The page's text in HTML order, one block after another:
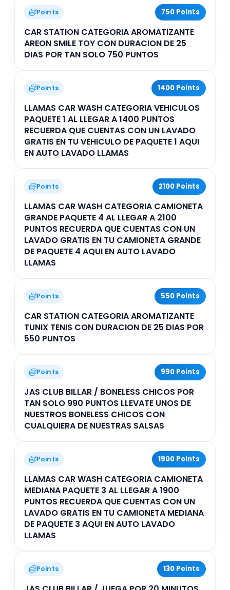
Points 750 Points
CAR STATION CATEGORIA AROMATIZANTE
AREON SMILE TOY CON DURACION DE 25
DIAS POR TAN SOLO 750 PUNTOS
Points 1400 Points
LLAMAS CAR WASH CATEGORIA VEHICULOS
PAQUETE 1 AL LLEGAR A 1400 PUNTOS
RECUERDA QUE CUENTAS CON UN LAVADO
GRATIS EN TU VEHICULO DE PAQUETE 1 AQUI
EN AUTO LAVADO LLAMAS
Points 2100 Points
LLAMAS CAR WASH CATEGORIA CAMIONETA
GRANDE PAQUETE 4 AL LLEGAR A 2100
PUNTOS RECUERDA QUE CUENTAS CON UN
LAVADO GRATIS EN TU CAMIONETA GRANDE
DE PAQUETE 4 AQUI EN AUTO LAVADO
LLAMAS
Points 550 Points
CAR STATION CATEGORIA AROMATIZANTE
TUNIX TENIS CON DURACION DE 25 DIAS POR
550 PUNTOS
Points 990 Points
JAS CLUB BILLAR / BONELESS CHICOS POR
TAN SOLO 990 PUNTOS LLEVATE UNOS DE
NUESTROS BONELESS CHICOS CON
CUALQUIERA DE NUESTRAS SALSAS
Points 1900 Points
LLAMAS CAR WASH CATEGORIA CAMIONETA
MEDIANA PAQUETE 3 AL LLEGAR A 1900
PUNTOS RECUERDA QUE CUENTAS CON UN
LAVADO GRATIS EN TU CAMIONETA MEDIANA
DE PAQUETE 3 AQUI EN AUTO LAVADO
LLAMAS
Points 130 Points